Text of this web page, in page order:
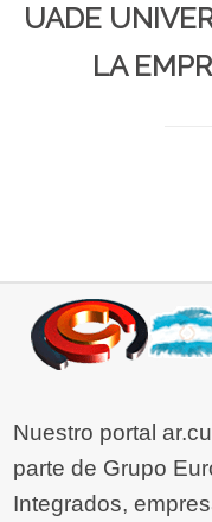
UADE
LA
Nuestro portal
parte de Grupo
Integrados,